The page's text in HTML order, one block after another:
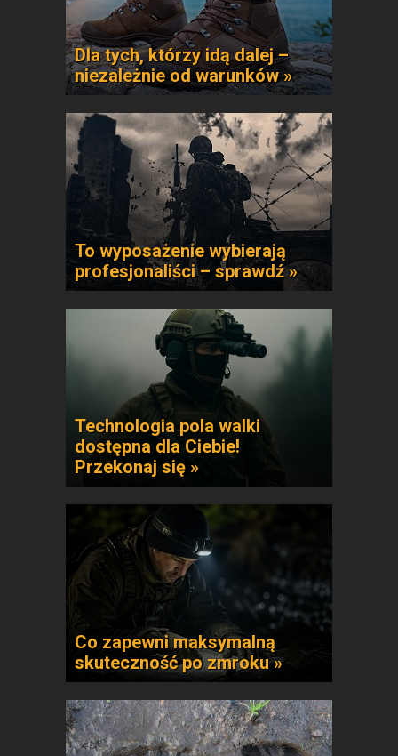
Dla tych, którzy idą dalej –
niezależnie od warunków »
To wyposażenie wybierają
profesjonaliści – sprawdź »
Technologia pola walki
dostępna dla Ciebie!
Przekonaj się »
Co zapewni maksymalną
skuteczność po zmroku »